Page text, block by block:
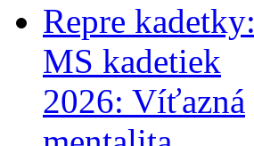
Repre kadetky:
MS kadetiek
2026: Víťazná